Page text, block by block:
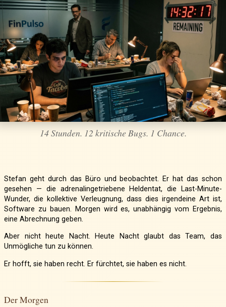
14 Stunden. 12 kritische Bugs. 1 Chance.
Stefan geht durch das Büro und beobachtet. Er hat das schon
gesehen — die adrenalingetriebene Heldentat, die Last-Minute-
Wunder, die kollektive Verleugnung, dass dies irgendeine Art ist,
Software zu bauen. Morgen wird es, unabhängig vom Ergebnis,
eine Abrechnung geben.
Aber nicht heute Nacht. Heute Nacht glaubt das Team, das
Unmögliche tun zu können.
Er hofft, sie haben recht. Er fürchtet, sie haben es nicht.
Der Morgen